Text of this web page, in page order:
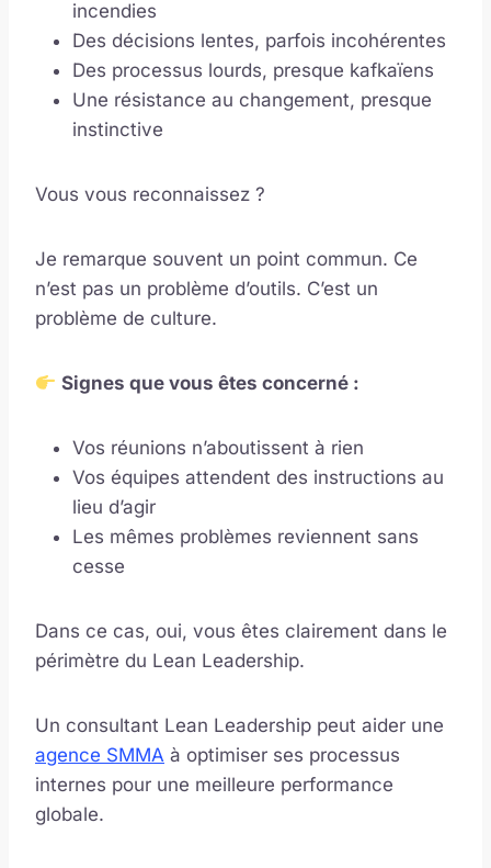
incendies
Des décisions lentes, parfois incohérentes
Des processus lourds, presque kafkaïens
Une résistance au changement, presque
instinctive
Vous vous reconnaissez ?
Je remarque souvent un point commun. Ce
n’est pas un problème d’outils. C’est un
problème de culture.
Signes que vous êtes concerné :
Vos réunions n’aboutissent à rien
Vos équipes attendent des instructions au
lieu d’agir
Les mêmes problèmes reviennent sans
cesse
Dans ce cas, oui, vous êtes clairement dans le
périmètre du Lean Leadership.
Un consultant Lean Leadership peut aider une
agence SMMA à optimiser ses processus
internes pour une meilleure performance
globale.